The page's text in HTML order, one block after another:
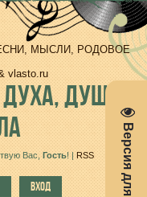
МЫСЛИ, РОДОВОЕ
vlasto.ru
ДУШИ,
Вас, Гость! | RSS
ВХОД